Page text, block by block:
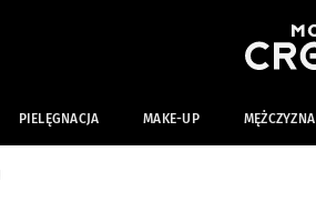
PIELĘGNACJA MAKE-UP MĘŻCZYZNA